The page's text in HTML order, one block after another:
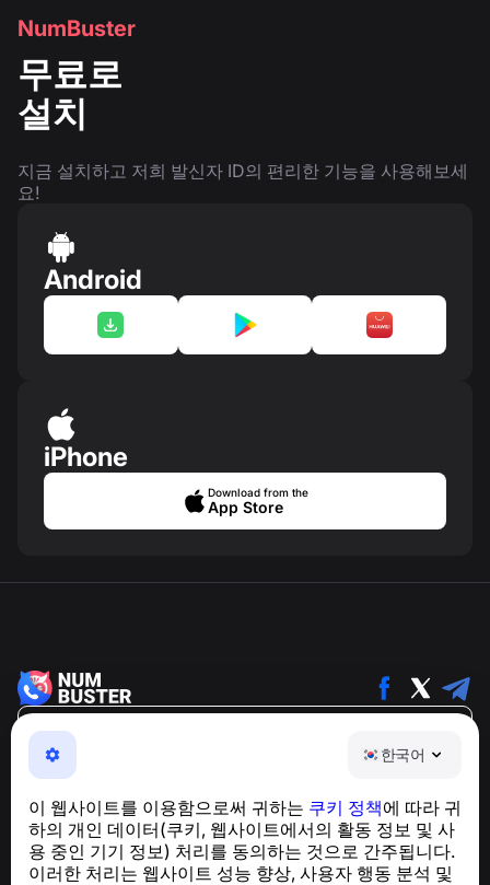
한국어
이 웹사이트를 이용함으로써 귀하는 쿠키 정책에 따라 귀
하의 개인 데이터(쿠키, 웹사이트에서의 활동 정보 및 사
용 중인 기기 정보) 처리를 동의하는 것으로 간주됩니다.
이러한 처리는 웹사이트 성능 향상, 사용자 행동 분석 및
NumBuster
무료로
설치
지금 설치하고 저희 발신자 ID의 편리한 기능을 사용해보세
요!
Android
iPhone
Download from the
App Store
NumBuster © 2013—2026 ·
support@numbuster.com
하는 간편한 앱
GDPR 준수 관련 문의:support@numbuster.com